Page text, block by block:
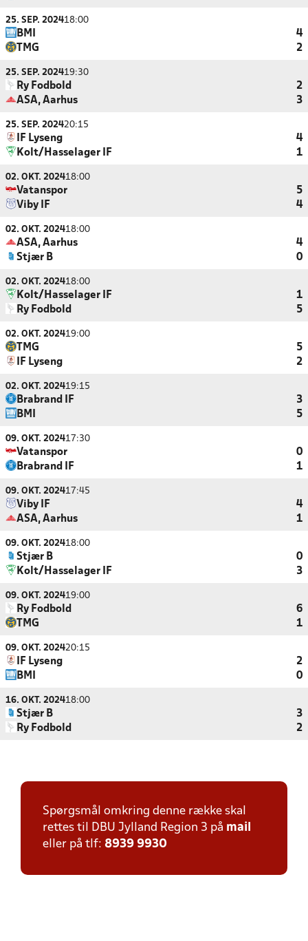
25. SEP. 202418:00
BMI
4
TMG
2
25. SEP. 202419:30
Ry Fodbold
2
ASA, Aarhus
3
25. SEP. 202420:15
IF Lyseng
4
Kolt/Hasselager IF
1
02. OKT. 202418:00
Vatanspor
5
Viby IF
4
02. OKT. 202418:00
ASA, Aarhus
4
Stjær B
0
02. OKT. 202418:00
Kolt/Hasselager IF
1
Ry Fodbold
5
02. OKT. 202419:00
TMG
5
IF Lyseng
2
02. OKT. 202419:15
Brabrand IF
3
BMI
5
09. OKT. 202417:30
Vatanspor
0
Brabrand IF
1
09. OKT. 202417:45
Viby IF
4
ASA, Aarhus
1
09. OKT. 202418:00
Stjær B
0
Kolt/Hasselager IF
3
09. OKT. 202419:00
Ry Fodbold
6
TMG
1
09. OKT. 202420:15
IF Lyseng
2
BMI
0
16. OKT. 202418:00
Stjær B
3
Ry Fodbold
2
Spørgsmål omkring denne række skal
rettes til DBU Jylland Region 3 på mail
eller på tlf: 8939 9930